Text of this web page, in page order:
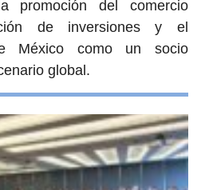
promoción del comercio
de inversiones y el
México como un socio
global.